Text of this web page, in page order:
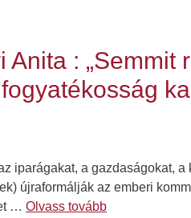
: „Semmit
iparágakat, a gazdaságokat, a
újraformálják az emberi
… Olvass tovább